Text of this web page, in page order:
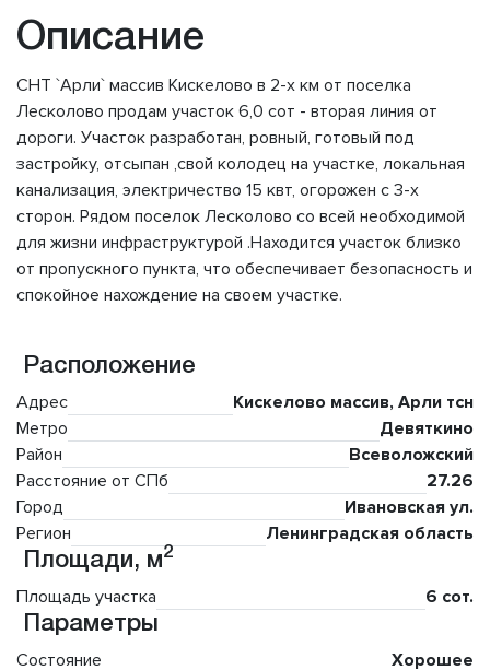
Описание
СНТ `Арли` массив Кискелово в 2-х км от поселка
Лесколово продам участок 6,0 сот - вторая линия от
дороги. Участок разработан, ровный, готовый под
застройку, отсыпан ,свой колодец на участке, локальная
канализация, электричество 15 квт, огорожен с 3-х
сторон. Рядом поселок Лесколово со всей необходимой
для жизни инфраструктурой .Находится участок близко
от пропускного пункта, что обеспечивает безопасность и
спокойное нахождение на своем участке.
Расположение
Адрес
Кискелово массив, Арли тсн
Метро
Девяткино
Район
Всеволожский
Расстояние от СПб
27.26
Город
Ивановская ул.
Регион
Ленинградская область
Площади, м2
Площадь участка
6 сот.
Параметры
Состояние
Хорошее